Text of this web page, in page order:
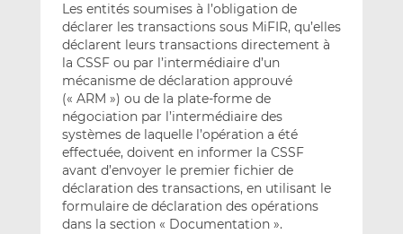
Les entités soumises à l’obligation de
déclarer les transactions sous MiFIR, qu’elles
déclarent leurs transactions directement à
la CSSF ou par l’intermédiaire d’un
mécanisme de déclaration approuvé
(« ARM ») ou de la plate-forme de
négociation par l’intermédiaire des
systèmes de laquelle l’opération a été
effectuée, doivent en informer la CSSF
avant d’envoyer le premier fichier de
déclaration des transactions, en utilisant le
formulaire de déclaration des opérations
dans la section « Documentation ».